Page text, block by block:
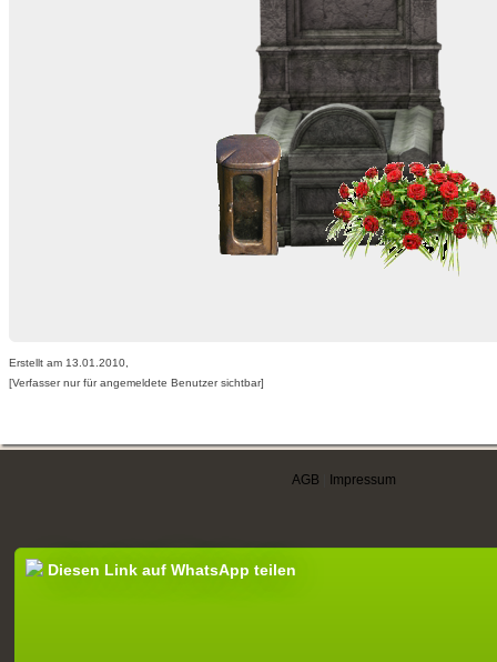
Erstellt am 13.01.2010,
[Verfasser nur für angemeldete Benutzer sichtbar]
AGB Impressum
Diesen Link auf WhatsApp teilen